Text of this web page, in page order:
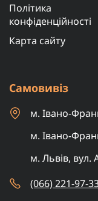
Політика
конфіденційності
Карта сайту
Самовивіз
м. Івано-
м. Івано-
м. Львів, вул.
(066) 221-97-